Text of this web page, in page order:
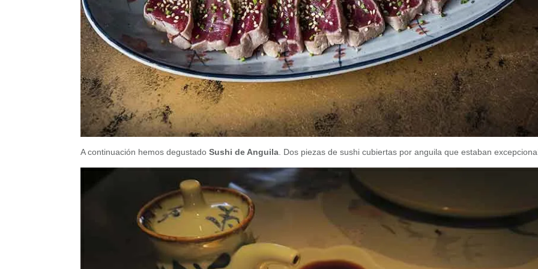
A continuación hemos degustadoSushi de Anguila . Dos piezas de sushi cubiertas por anguila que estaban